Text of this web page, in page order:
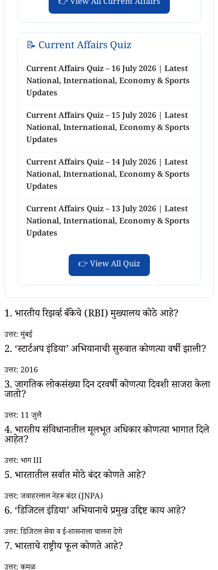
👉 View All Current Affairs
📝 Current Affairs Quiz
Current Affairs Quiz – 16 July 2026 | Latest
National, International, Economy & Sports
Updates
Current Affairs Quiz – 15 July 2026 | Latest
National, International, Economy & Sports
Updates
Current Affairs Quiz – 14 July 2026 | Latest
National, International, Economy & Sports
Updates
Current Affairs Quiz – 13 July 2026 | Latest
National, International, Economy & Sports
Updates
👉 View All Quiz
1. भारतीय रिझर्व्ह बँकेचे (RBI) मुख्यालय कोठे आहे?
उत्तर: मुंबई
2. ‘स्टार्टअप इंडिया’ अभियानाची सुरुवात कोणत्या वर्षी झाली?
उत्तर: 2016
3. जागतिक लोकसंख्या दिन दरवर्षी कोणत्या दिवशी साजरा केला
जातो?
उत्तर: 11 जुलै
4. भारतीय संविधानातील मूलभूत अधिकार कोणत्या भागात दिले
आहेत?
उत्तर: भाग III
5. भारतातील सर्वात मोठे बंदर कोणते आहे?
उत्तर: जवाहरलाल नेहरू बंदर (JNPA)
6. ‘डिजिटल इंडिया’ अभियानाचे प्रमुख उद्दिष्ट काय आहे?
उत्तर: डिजिटल सेवा व ई-शासनाला चालना देणे
7. भारताचे राष्ट्रीय फूल कोणते आहे?